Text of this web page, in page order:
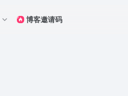
博客邀请码